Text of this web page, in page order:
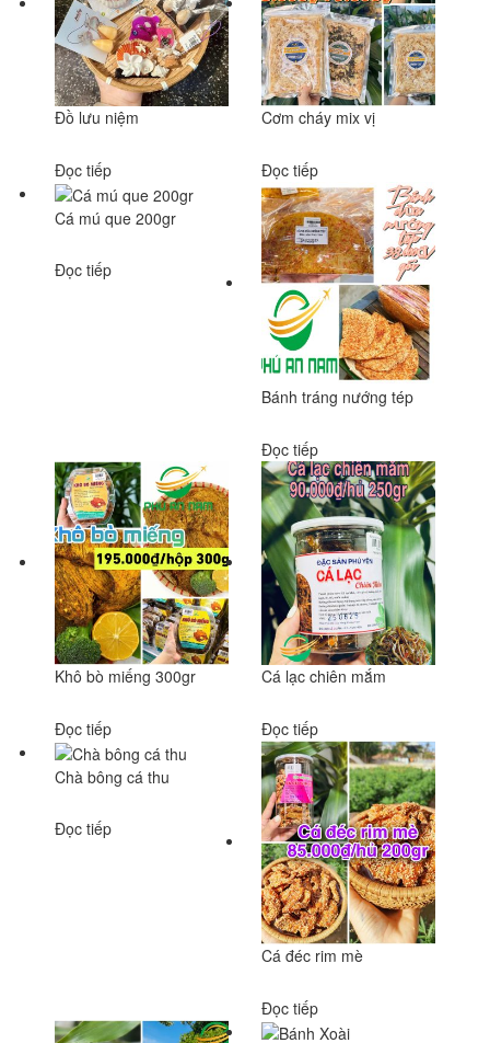
Đồ lưu niệm
Đọc tiếp
Cơm cháy mix vị
Đọc tiếp
Cá mú que 200gr
Đọc tiếp
Bánh tráng nướng tép
Đọc tiếp
Khô bò miếng 300gr
Đọc tiếp
Cá lạc chiên mắm
Đọc tiếp
Chà bông cá thu
Đọc tiếp
Cá đéc rim mè
Đọc tiếp